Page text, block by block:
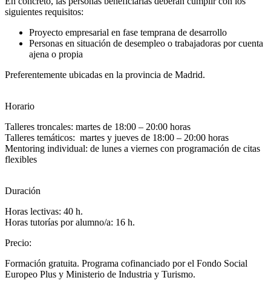
siguientes requisitos:
Proyecto empresarial en fase temprana de desarrollo
Personas en situación de desempleo o trabajadoras por cuenta
ajena o propia
Preferentemente ubicadas en la provincia de Madrid.
Horario
Talleres troncales: martes de 18:00 – 20:00 horas
Talleres temáticos: martes y jueves de 18:00 – 20:00 horas
Mentoring individual: de lunes a viernes con programación de citas
flexibles
Duración
Horas lectivas: 40 h.
Horas tutorías por alumno/a: 16 h.
Precio:
Formación gratuita. Programa cofinanciado por el Fondo Social
Europeo Plus y Ministerio de Industria y Turismo.